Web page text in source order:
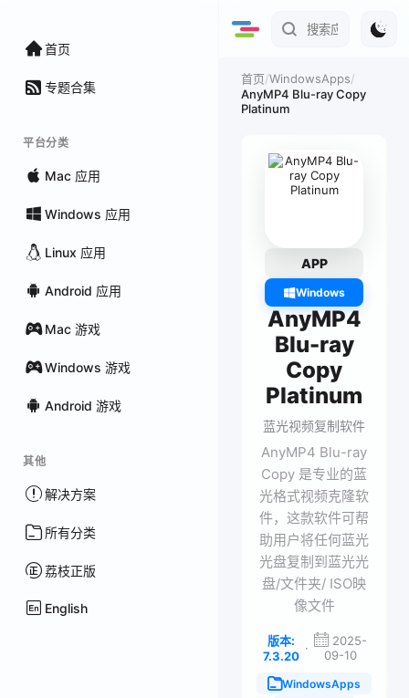
首页
专题合集
平台分类
Mac 应用
Windows 应用
Linux 应用
Android 应用
Mac 游戏
Windows 游戏
Android 游戏
其他
解决方案
所有分类
荔枝正版
English
首页/WindowsApps/
AnyMP4 Blu-ray Copy
Platinum
APP
Windows
AnyMP4
Blu-ray
Copy
Platinum
蓝光视频复制软件
AnyMP4 Blu-ray
Copy 是专业的蓝
光格式视频克隆软
件，这款软件可帮
助用户将任何蓝光
光盘复制到蓝光光
盘/文件夹/ ISO映
像文件
版本:
7.3.20
·
2025-
09-10
WindowsApps